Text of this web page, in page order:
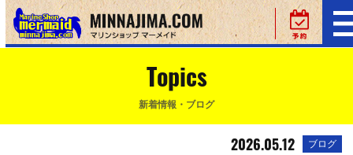
Topics
新着情報・ブログ
2026.05.12 ブログ